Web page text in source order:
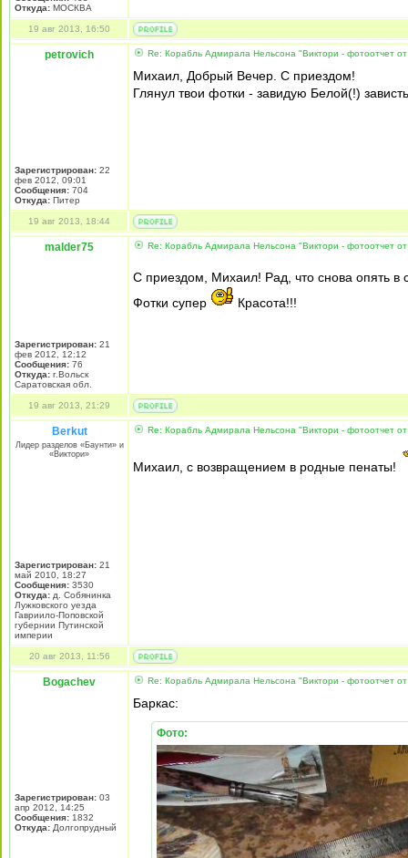
Откуда: МОСКВА
19 авг 2013, 16:50
petrovich
Зарегистрирован: 22
фев 2012, 09:01
Сообщения: 704
Откуда: Питер
Re: Корабль Адмирала Нельсона "Виктори - фотоотчет
Михаил, Добрый Вечер. С приездом!
Глянул твои фотки - завидую Белой(!)
19 авг 2013, 18:44
malder75
Зарегистрирован: 21
фев 2012, 12:12
Сообщения: 76
Откуда: г.Вольск
Саратовская обл.
Re: Корабль Адмирала Нельсона "Виктори - фотоотчет
С приездом, Михаил! Рад, что снова опять в
Фотки супер
Красота!!!
19 авг 2013, 21:29
Berkut
Лидер разделов «Баунти» и
«Виктори»
Зарегистрирован: 21
май 2010, 18:27
Сообщения: 3530
Откуда: д. Собянинка
Лужковского уезда
Гавриило-Поповской
губернии Путинской
империи
Re: Корабль Адмирала Нельсона "Виктори - фотоотчет
Михаил, с возвращением в родные пенаты!
20 авг 2013, 11:56
Bogachev
Зарегистрирован: 03
апр 2012, 14:25
Сообщения: 1832
Откуда: Долгопрудный
Re: Корабль Адмирала Нельсона "Виктори - фотоотчет
Баркас:
Фото: